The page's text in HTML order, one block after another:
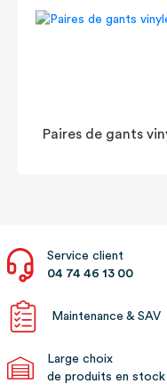
Paires de gants
Service client
04 74 46 13 00
Maintenance & SAV
Large choix
de produits en stock